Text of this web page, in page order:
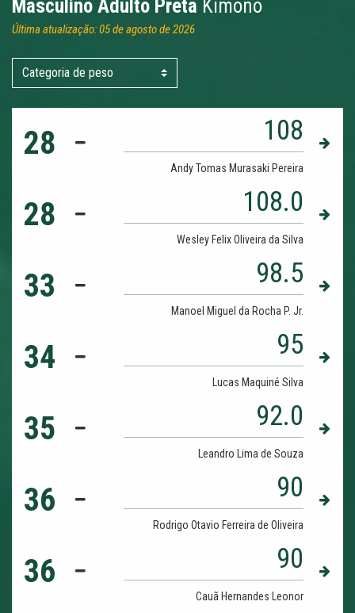
Masculino Adulto Preta Kimono
Última atualização: 05 de agosto de 2026
28 108
Andy Tomas Murasaki Pereira
28 108.0
Wesley Felix Oliveira da Silva
33 98.5
Manoel Miguel da Rocha P. Jr.
34 95
Lucas Maquiné Silva
35 92.0
Leandro Lima de Souza
36 90
Rodrigo Otavio Ferreira de Oliveira
36 90
Cauã Hernandes Leonor